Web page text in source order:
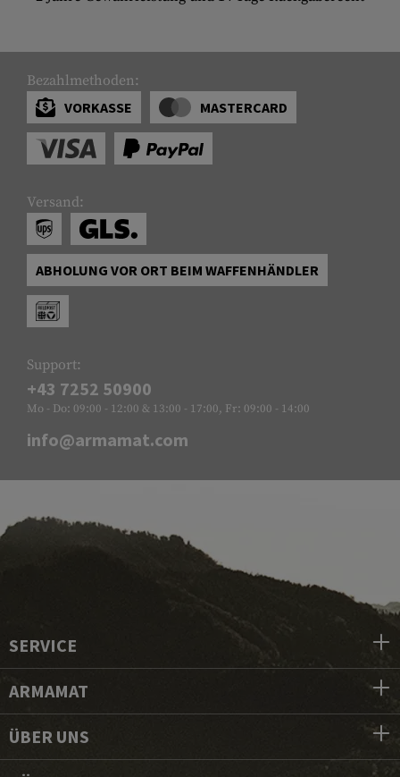
Bezahlmethoden:
VORKASSE
MASTERCARD
Versand:
ABHOLUNG VOR ORT BEIM WAFFENHÄNDLER
Support:
+43 7252 50900
Mo - Do: 09:00 - 12:00 & 13:00 - 17:00, Fr: 09:00 - 14:00
info@armamat.com
SERVICE
ARMAMAT
ÜBER UNS